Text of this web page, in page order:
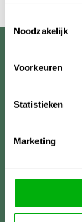
Noodzakelijk
Voorkeuren
Statistieken
Marketing